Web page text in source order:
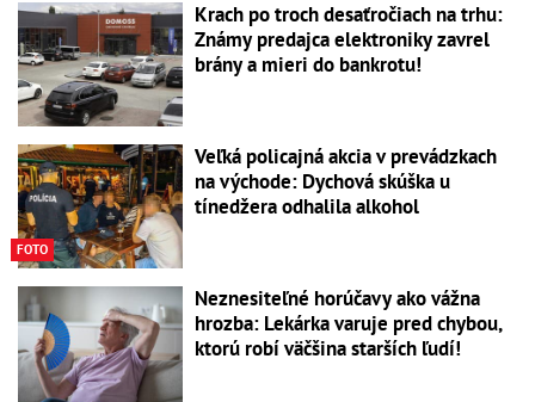
Krach po troch desaťročiach na trhu:
Známy predajca elektroniky zavrel
brány a mieri do bankrotu!
FOTO
Veľká policajná akcia v prevádzkach
na východe: Dychová skúška u
tínedžera odhalila alkohol
Neznesiteľné horúčavy ako vážna
hrozba: Lekárka varuje pred chybou,
ktorú robí väčšina starších ľudí!